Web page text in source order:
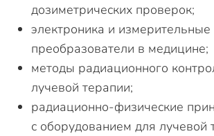
дозиметрических проверок;
электроника и измерительные
преобразователи в медицине;
методы радиационного
лучевой терапии;
радиационно-физические
с оборудованием для лучевой